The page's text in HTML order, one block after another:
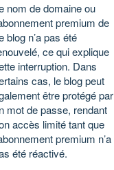
nom de domaine ou
premium de
blog n’a pas été
ce qui explique
interruption. Dans
cas, le blog peut
être protégé par
mot de passe, rendant
accès limité tant que
premium n’a
été réactivé.